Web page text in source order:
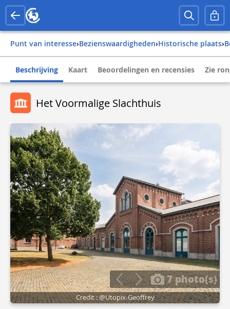
Punt van interesse› Bezienswaardigheden› Historische plaats›
Beschrijving Kaart Beoordelingen en recensies Zie
Het Voormalige Slachthuis
7 photo(s)
Credit : @Utopix-Geoffrey